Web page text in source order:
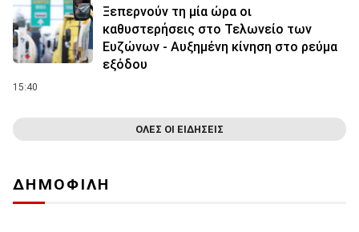
Ξεπερνούν τη μία ώρα οι
καθυστερήσεις στο Τελωνείο των
Ευζώνων - Αυξημένη κίνηση στο ρεύμα
εξόδου
15:40
ΟΛΕΣ ΟΙ ΕΙΔΗΣΕΙΣ
ΔΗΜΟΦΙΛΗ